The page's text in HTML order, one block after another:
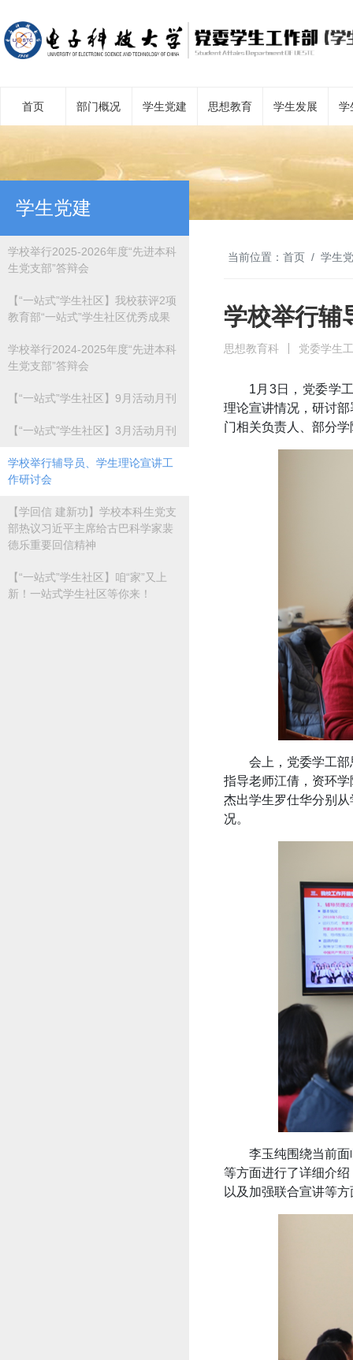
首页 部门概况 学生党建 思想教育 学生发展 学
学生党建
学校举行2025-2026年度“先进本科
生党支部”答辩会
【“一站式”学生社区】我校获评2项
教育部“一站式”学生社区优秀成果
学校举行2024-2025年度“先进本科
生党支部”答辩会
【“一站式”学生社区】9月活动月刊
【“一站式”学生社区】3月活动月刊
学校举行辅导员、学生理论宣讲工
作研讨会
【学回信 建新功】学校本科生党支
部热议习近平主席给古巴科学家裴
德乐重要回信精神
【“一站式”学生社区】咱“家”又上
新！一站式学生社区等你来！
当前位置： 首页 学生
学校举行辅
思想教育科 党委学生
1月3日，党委学
理论宣讲情况，研讨
门相关负责人、部分
会上，党委学工
指导老师江倩，资环
杰出学生罗仕华分别
况。
李玉纯围绕当前
等方面进行了详细介
以及加强联合宣讲等